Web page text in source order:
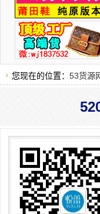
您现在的位置： 53货源